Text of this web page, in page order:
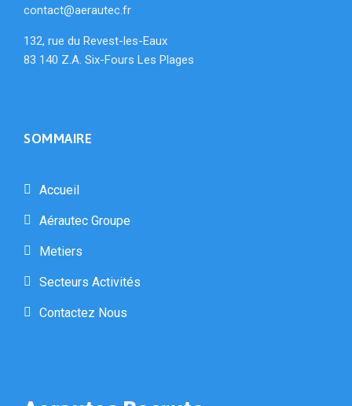
contact@aerautec.fr
132, rue du Revest-les-Eaux
83 140 Z.A. Six-Fours Les Plages
SOMMAIRE
Accueil
Aérautec Groupe
Metiers
Secteurs Activités
Contactez Nous